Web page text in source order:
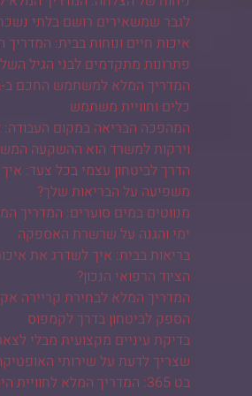
לגבר שמשאירים רושם בלתי
איכות חיים ונוחות בבית:
פתרונות מתקדמים לבני הגיל
כלים וחוויית משתמש
המהפכה הבריאה במקום
וירקות למשרד הוא ההשקעה
הדרך לביטחון עצמי בכל צעד: איך
משפיעה על הבריאות שלך?
מנווטים במים סוערים: המדריך
ימי והגנה על שרשרת האספקה
בריאות בבית: איך לשדרג את
הציוד הרפואי הנכון?
המדריך המלא לבחירת קריירה
הספק לביטחון בדרך לקמפוס
בדיקת עיניים מקצועית מבלי
שצריך לדעת על שירותי
בט 365: המדריך המלא לחוויית